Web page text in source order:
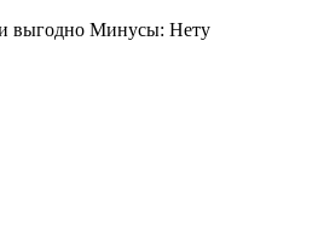
выгодно Минусы: Нету